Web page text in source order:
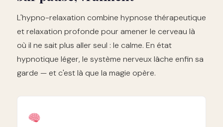
L'hypno-relaxation combine hypnose thérapeutique
et relaxation profonde pour amener le cerveau là
où il ne sait plus aller seul : le calme. En état
hypnotique léger, le système nerveux lâche enfin sa
garde — et c'est là que la magie opère.